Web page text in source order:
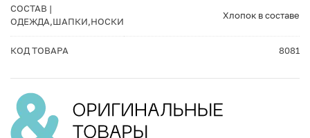
СОСТАВ |
ОДЕЖДА,ШАПКИ,НОСКИ
Хлопок в составе
КОД ТОВАРА 8081